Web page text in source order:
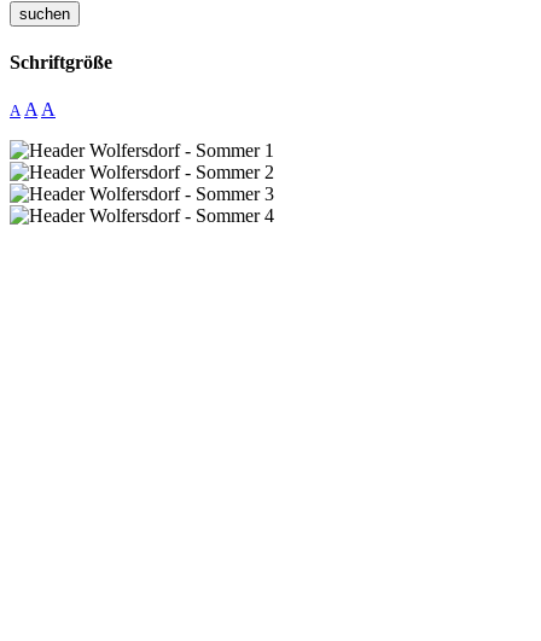
suchen
Schriftgröße
A A A